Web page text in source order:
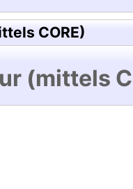
CORE)
(mittels